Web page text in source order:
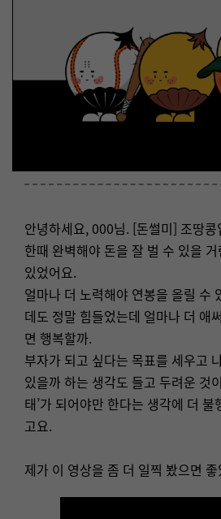
안녕하세요, 000님. [돈썰미] 조땅콩
한때 완벽해야 돈을 잘 벌 수 있을
있었어요.
얼마나 더 노력해야 연봉을 올릴 수
데도 정말 힘들었는데 얼마나 더 애
면 행복할까.
부자가 되고 싶다는 목표를 세우고
있을까 하는 생각도 들고 두려운 것
태’가 되어야만 한다는 생각에 더
고요.
제가 이 영상을 좀 더 일찍 봤으면